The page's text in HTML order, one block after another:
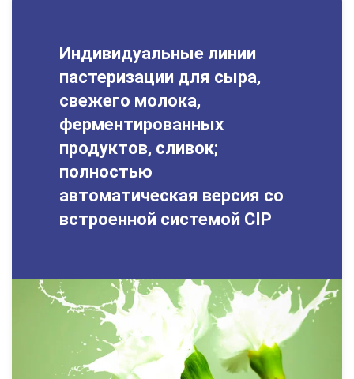
Индивидуальные линии
пастеризации для сыра,
свежего молока,
ферментированных
продуктов, сливок;
полностью
автоматическая версия со
встроенной системой CIP